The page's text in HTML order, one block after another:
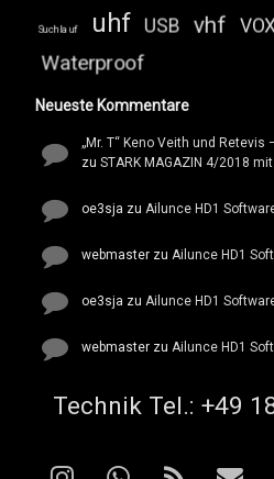
Suchlauf uhf USB vhf
Waterproof
Neueste Kommentare
„Mr. T“ Keno Veith und Retevis
zu STARK MAGAZIN 4/2018
oe3sja zu Ailunce HD1
webmasterzu Ailunce HD1
oe3sja zu Ailunce HD1
webmasterzu Ailunce HD1
Tel:
Technik Tel.: +49